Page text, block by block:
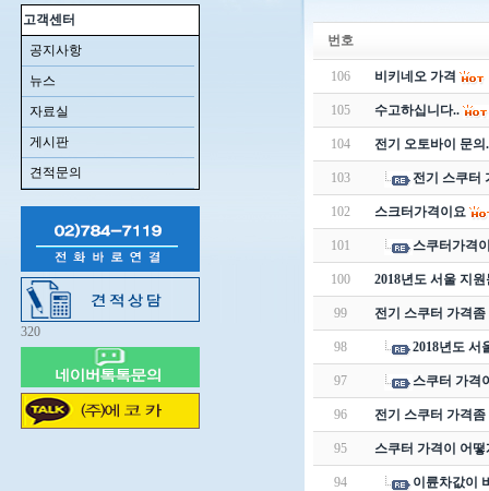
고객센터
공지사항
뉴스
자료실
게시판
견적문의
320
번호
106 비키네오 가격
105 수고하십니다..
104 전기 오토바이 문의.
103 전기 스쿠터
102 스크터가격이요
101 스쿠터가격
100 2018년도 서울 지
99 전기 스쿠터 가격
98 2018년도
97 스쿠터 가격
96 전기 스쿠터 가격
95 스쿠터 가격이 어
94 이륜차값이